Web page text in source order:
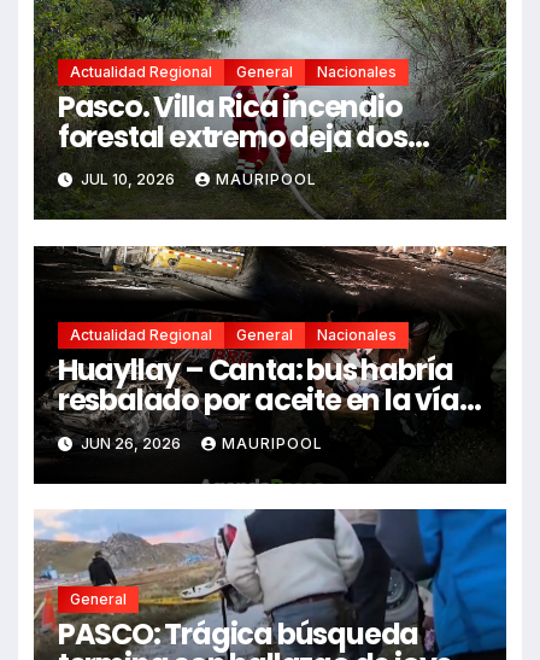
Actualidad Regional General Nacionales
Pasco. Villa Rica incendio
forestal extremo deja dos
fallecidos y heridos
JUL 10, 2026 MAURIPOOL
Actualidad Regional General Nacionales
Huayllay – Canta: bus habría
resbalado por aceite en la vía e
impactó auto siniestrado
dejando dos fallecidos
JUN 26, 2026 MAURIPOOL
General
PASCO: Trágica búsqueda